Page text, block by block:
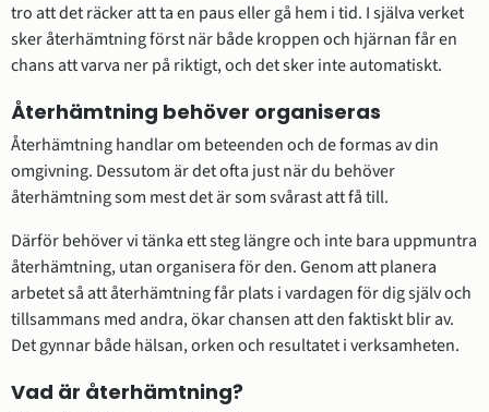
tro att det räcker att ta en paus eller gå hem i tid. I själva verket
sker återhämtning först när både kroppen och hjärnan får en
chans att varva ner på riktigt, och det sker inte automatiskt.
Återhämtning behöver organiseras
Återhämtning handlar om beteenden och de formas av din
omgivning. Dessutom är det ofta just när du behöver
återhämtning som mest det är som svårast att få till.
Därför behöver vi tänka ett steg längre och inte bara uppmuntra
återhämtning, utan organisera för den. Genom att planera
arbetet så att återhämtning får plats i vardagen för dig själv och
tillsammans med andra, ökar chansen att den faktiskt blir av.
Det gynnar både hälsan, orken och resultatet i verksamheten.
Vad är återhämtning?